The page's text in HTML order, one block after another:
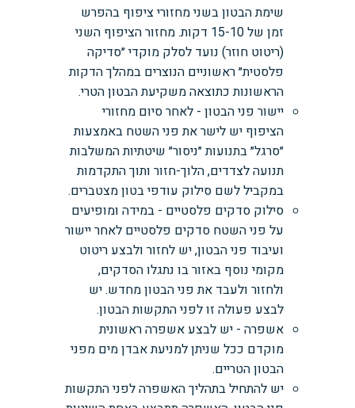
שימת הבטון בשני מחזורי ציפוף בהפרש
זמן של 15-10 דקות. מחזור הציפוף השני
(ריטוט חוזר) נועד לסלק מוקדי ״סדיקה
פלסטית״ ראשוניים הנוצרים במהלך הדקות
הראשונות כתוצאה משקיעת הבטון הטרי.
יישור פני הבטון - לאחר סיום מחזורי
הציפוף יש לישר את פני השטח באמצעות
״סרגל״ בתנועות ״ניסור״ שיטתיות המשלבות
תנועה לצדדים, הלוך-חזור ותוך התקדמות
במקביל לשם סילוק עודפי בטון מצטברים.
סילוק סדקים פלסטיים - במידה ומופיעים
על פני השטח סדקים פלסטיים לאחר יישור
ועיבוד פני הבטון, יש לחזור ולבצע ריטוט
מקומי נוסף באזור בו נתגלו הסדקים,
ולחזור ולעבד את פני הבטון מחדש. יש
לבצע פעולה זו לפני התקשות הבטון.
אשפרה - יש לבצע אשפרה ראשונית
מוקדם ככל שניתן למניעת אבדן מים מפני
הבטון הטריים.
יש להתחיל בתהליך האשפרה לפני התקשות